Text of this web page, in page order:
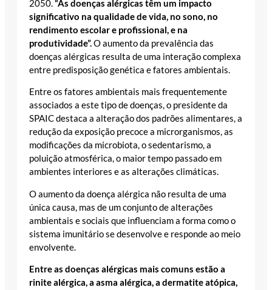
2050.“As doenças alérgicas têm um impacto
significativo na qualidade de vida, no sono, no
rendimento escolar e profissional, e na
produtividade”.O aumento da prevalência das
doenças alérgicas resulta de uma interação complexa
entre predisposição genética e fatores ambientais.
Entre os fatores ambientais mais frequentemente
associados a este tipo de doenças, o presidente da
SPAIC destaca a alteração dos padrões alimentares, a
redução da exposição precoce a microrganismos, as
modificações da microbiota, o sedentarismo, a
poluição atmosférica, o maior tempo passado em
ambientes interiores e as alterações climáticas.
O aumento da doença alérgica não resulta de uma
única causa, mas de um conjunto de alterações
ambientais e sociais que influenciam a forma como o
sistema imunitário se desenvolve e responde ao meio
envolvente.
Entre as doenças alérgicas mais comuns estão a
rinite alérgica, a asma alérgica, a dermatite atópica,